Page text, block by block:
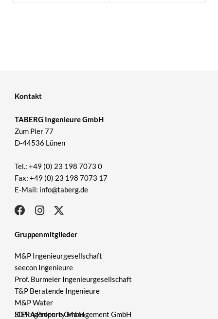
Gruppenmitglieder
M&P Ingenieurgesellschaft
seecon Ingenieure
Prof. Burmeier Ingenieurgesellschaft
T&P Beratende Ingenieure
M&P Water
ICP Ingenieure GmbH
SIERA Property Management GmbH
Kontakt
TABERG Ingenieure GmbH
Zum Pier 77
D-44536 Lünen
Tel.: +49 (0) 23 198 7073 0
Fax: +49 (0) 23 198 7073 17
E-Mail: info@taberg.de